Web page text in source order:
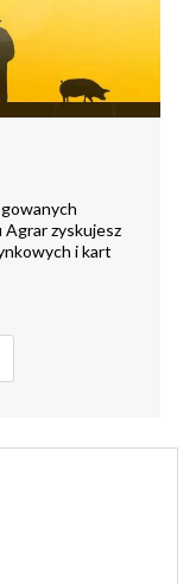
zyskujesz
i kart